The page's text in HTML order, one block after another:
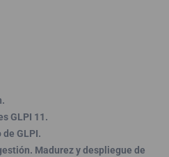
GLPI 11.
GLPI.
Madurez y despliegue de